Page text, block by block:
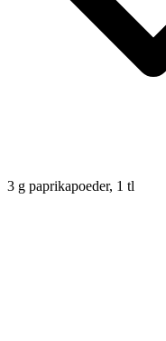
3 g paprikapoeder, 1 tl